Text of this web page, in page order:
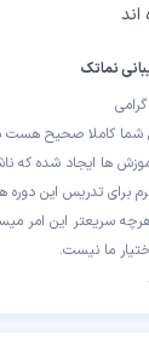
نماتک
شما کاملا صحیح هست
ها ایجاد شده که
برای تدریس این دوره
سریعتر این امر